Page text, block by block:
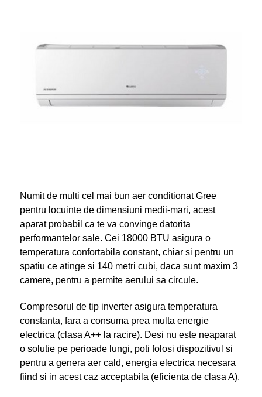
Numit de multi cel mai bun aer conditionat Gree
pentru locuinte de dimensiuni medii-mari, acest
aparat probabil ca te va convinge datorita
performantelor sale. Cei 18000 BTU asigura o
temperatura confortabila constant, chiar si pentru un
spatiu ce atinge si 140 metri cubi, daca sunt maxim 3
camere, pentru a permite aerului sa circule.
Compresorul de tip inverter asigura temperatura
constanta, fara a consuma prea multa energie
electrica (clasa A++ la racire). Desi nu este neaparat
o solutie pe perioade lungi, poti folosi dispozitivul si
pentru a genera aer cald, energia electrica necesara
fiind si in acest caz acceptabila (eficienta de clasa A).